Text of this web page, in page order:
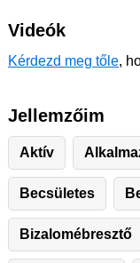
Videók
Kérdezd meg tőle,
Jellemzőim
Aktív
Becsületes
Bizalomébresztő